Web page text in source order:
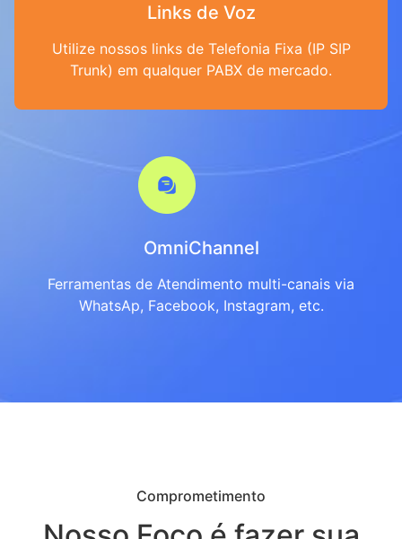
Links de Voz
Utilize nossos links de Telefonia Fixa (IP SIP
Trunk) em qualquer PABX de mercado.
OmniChannel
Ferramentas de Atendimento multi-canais via
WhatsAp, Facebook, Instagram, etc.
Comprometimento